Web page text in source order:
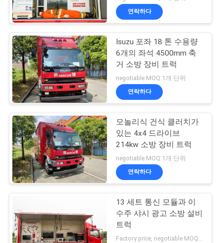
연
락
주
세
요
뉴
스
사
이
트
맵
물 유조선 소방차
101
거품 소방차
81
60
연락하다
Isuzu 포좌 18 톤 수용량
6개의 좌석 4500mm 축
거 소방 장비 트럭
negotiable MOQ:1개 단위
연락하다
모놀리식 건식 클러치가
있는 4x4 드라이브
214kw 소방 장비 트럭
negotiable MOQ:1개 단위
연락하다
13 세트 통신 모듈과 이
수주 샤시 광고 소방 설비
트럭